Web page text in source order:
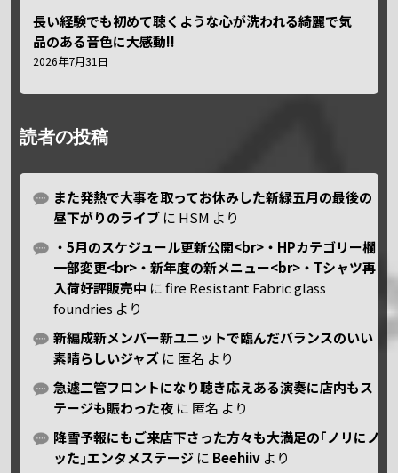
長い経験でも初めて聴くような心が洗われる綺麗で気
品のある音色に大感動!!
2026年7月31日
読者の投稿
また発熱で大事を取ってお休みした新緑五月の最後の
昼下がりのライブ に HSM より
・5月のスケジュール更新公開<br>・HPカテゴリー欄
一部変更<br>・新年度の新メニュー<br>・Tシャツ再
入荷好評販売中 にfire Resistant Fabric glass
foundries より
新編成新メンバー新ユニットで臨んだバランスのいい
素晴らしいジャズ に 匿名 より
急遽二管フロントになり聴き応えある演奏に店内もス
テージも賑わった夜 に 匿名 より
降雪予報にもご来店下さった方々も大満足の｢ノリにノ
ッた｣エンタメステージ に Beehiiv より